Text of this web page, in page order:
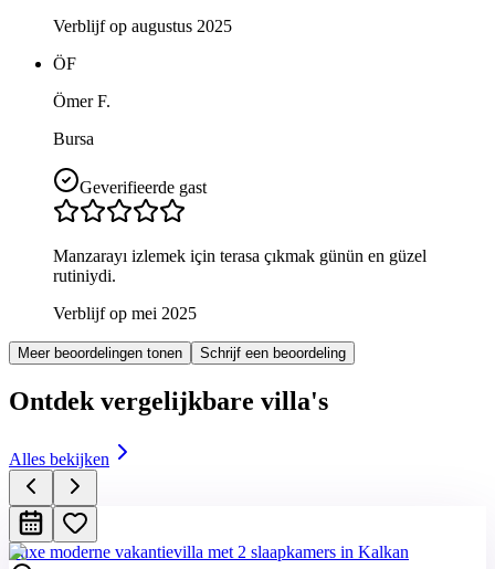
Verblijf op augustus 2025
ÖF
Ömer F.
Bursa
Geverifieerde gast
Manzarayı izlemek için terasa çıkmak günün en güzel
rutiniydi.
Verblijf op mei 2025
Meer beoordelingen tonen Schrijf een beoordeling
Ontdek vergelijkbare villa's
Alles bekijken
Luxe moderne vakantievilla met 2 slaapkamers in Kalkan